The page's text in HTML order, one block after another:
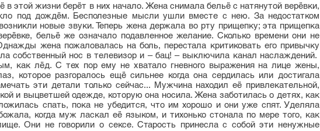
в этой жизни берёт в них начало. Жена снимала бельё с натянутой верёвки,
под дождём. Бесполезные мысли ушли вместе с нею. За недостатком
новые звуки. Теперь жена держала во рту прищепку; эта прищепка
бельё же означало подавленное желание. Сколько времени они не
жена пожаловалась на боль, перестала критиковать его привычку
собственный нос в телевизор и – бац! – выключила канал наслаждений.
как лёд. С тех пор ему не хватало гневного выражения на лице жены,
которое разгоралось ещё сильнее когда она сердилась или достигала
эти детали только сейчас... Мужчина находил её привлекательной,
и выцветшей одежде, которую она носила. Жена заботилась о детях, как
спать, пока не убедится, что им хорошо и они уже спят. Уделяла
когда муж ласкал её языком, и тихонько стонала по мере того, как
Они не говорили о сексе. Старость принесла с собой эти ненужные